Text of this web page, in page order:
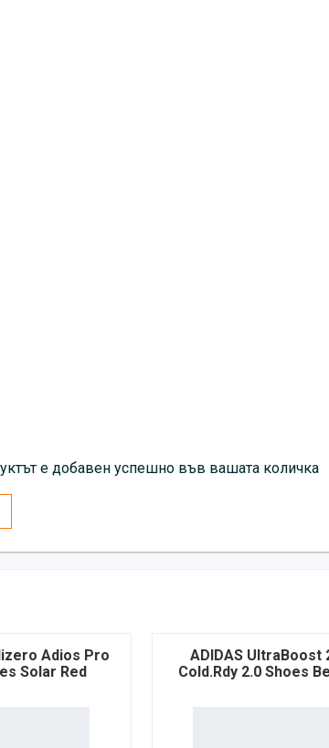
е добавен успешно във вашата количка
Adios Pro
Solar Red
ADIDAS UltraBoost
Cold.Rdy 2.0 Shoes